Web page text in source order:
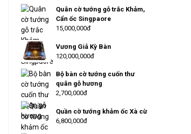
Quân cờ tướng gỗ trắc Khảm,
Cẩn ốc Singpaore
15,000,000đ
Vương Giả Kỳ Bàn
120,000,000đ
Bộ bàn cờ tướng cuốn thư
quân gỗ hương
2,700,000đ
Quần cờ tướng khảm ốc Xà cừ
6,800,000đ